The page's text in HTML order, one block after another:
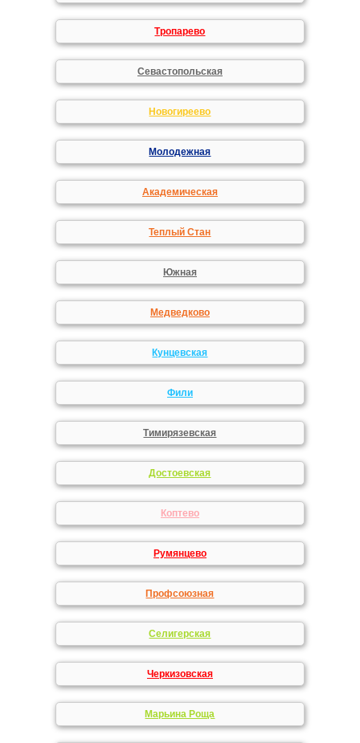
Тропарево
Севастопольская
Новогиреево
Молодежная
Академическая
Теплый Стан
Южная
Медведково
Кунцевская
Фили
Тимирязевская
Достоевская
Коптево
Румянцево
Профсоюзная
Селигерская
Черкизовская
Марьина Роща